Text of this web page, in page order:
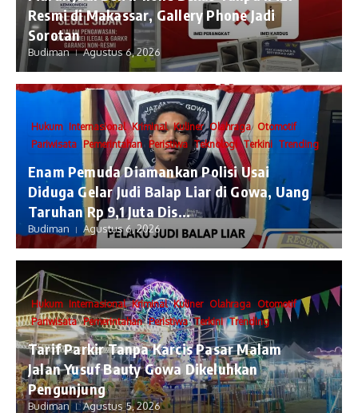
Resmi di Makassar, Gallery Phone Jadi
Sorotan
Budiman Agustus 6, 2026
Hukum Internasional Kriminal Kuliner Olahraga Otomotif
Pariwisata Pemerintahan Peristiwa Teknologi Terkini Trending
Enam Pemuda Diamankan Polisi Usai
Diduga Gelar Judi Balap Liar di Gowa, Uang
Taruhan Rp 9,1 Juta Dis...
Budiman Agustus 6, 2026
Hukum Internasional Kriminal Kuliner Olahraga Otomotif
Pariwisata Pemerintahan Peristiwa Terkini Trending
Tarif Parkir Tanpa Karcis Pasar Malam
Jalan Yusuf Bauty Gowa Dikeluhkan
Pengunjung
Budiman Agustus 5, 2026